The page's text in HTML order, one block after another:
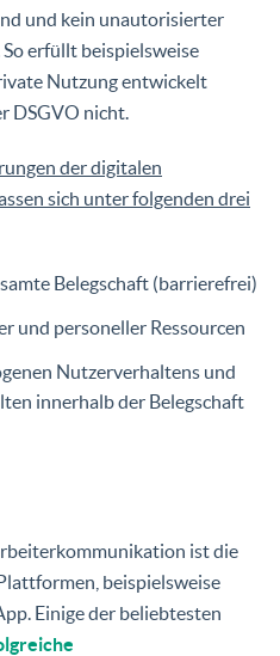
und kein unautorisierter
erfüllt beispielsweise
Nutzung entwickelt
DSGVO nicht.
der digitalen
sich unter folgenden drei
Belegschaft (barrierefrei)
und personeller Ressourcen
Nutzerverhaltens und
innerhalb der Belegschaft
ist die
beispielsweise
Einige der beliebtesten